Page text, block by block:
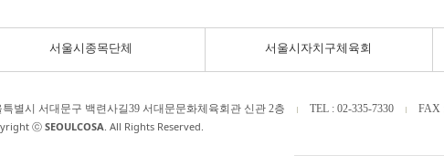
서울시종목단체 서울시자치구체육회
특별시 서대문구 백련사길39 서대문문화체육회관 신관 2층 TEL : 02-335-7330 FAX
ⓒ SEOULCOSA. All Rights Reserved.